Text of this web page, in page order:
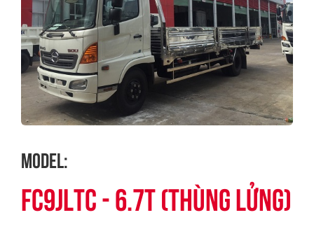
Model:
FC9JLTC - 6.7T (Thùng lửng)